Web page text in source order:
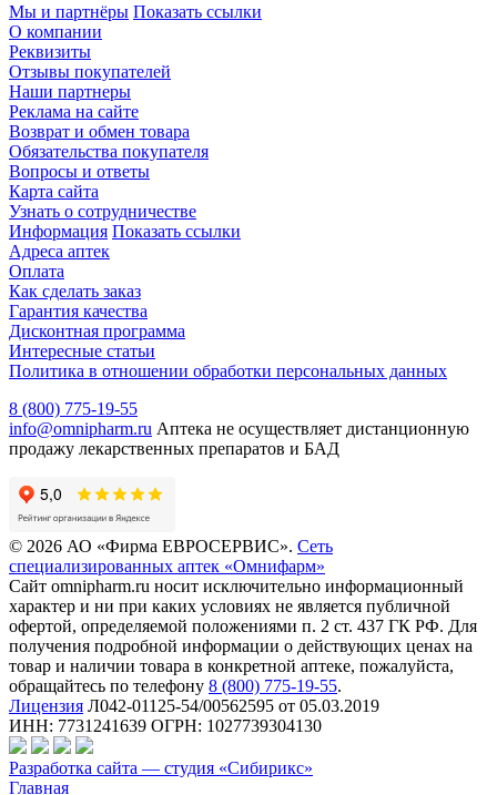
Мы и партнёры Показать ссылки
О компании
Реквизиты
Отзывы покупателей
Наши партнеры
Реклама на сайте
Возврат и обмен товара
Обязательства покупателя
Вопросы и ответы
Карта сайта
Узнать о сотрудничестве
Информация Показать ссылки
Адреса аптек
Оплата
Как сделать заказ
Гарантия качества
Дисконтная программа
Интересные статьи
Политика в отношении обработки персональных данных
8 (800) 775-19-55
info@omnipharm.ru Аптека не осуществляет дистанционную
продажу лекарственных препаратов и БАД
© 2026 АО «Фирма ЕВРОСЕРВИС». Сеть
специализированных аптек «Омнифарм»
Сайт omnipharm.ru носит исключительно информационный
характер и ни при каких условиях не является публичной
офертой, определяемой положениями п. 2 ст. 437 ГК РФ. Для
получения подробной информации о действующих ценах на
товар и наличии товара в конкретной аптеке, пожалуйста,
обращайтесь по телефону 8 (800) 775-19-55.
Лицензия Л042-01125-54/00562595 от 05.03.2019
ИНН: 7731241639 ОГРН: 1027739304130
Разработка сайта — студия «Сибирикс»
Главная